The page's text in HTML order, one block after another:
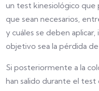
un test kinesiológico
que sean necesarios,
y cuáles se deben
objetivo sea la pérdida
Si posteriormente a la
han salido durante el